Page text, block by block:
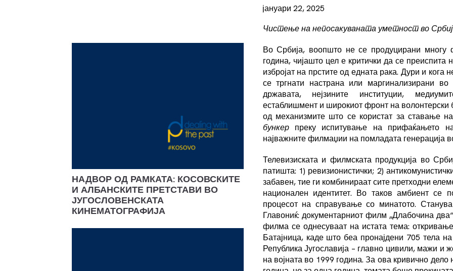
јануари 22, 2025
Чистење на непосакуваната уметност во
Во Србија, воопшто не се продуцирани
година, чијашто цел е критички да се
избројат на прстите од едната рака. Дури и кога
се тргнати настрана или маргинализирани
државата, нејзините институции,
естаблишмент и широкиот фронт на
од механизмите што се користат за ставање
бункерпреку испитување на прифаќањето
најважните филмаџии на помладата генерација
Телевизиската и филмската продукција во
патишта: 1) ревизионистички; 2)
забавен, тие ги комбинираат сите претходни
национален идентитет. Во таков амбиент се
процесот на справување со минатото.
Главониќ: документарниот филм „Длабочина
филма се однесуваат на истата тема:
Батајница, каде што беа пронајдени 705 тела
Република Југославија – главно цивили, мажи и
на војната во 1999 година. За ова кривично
НАДВОР ОД РАМКАТА: КОСОВСКИТЕ
И АЛБАНСКИТЕ ПРЕТСТАВИ ВО
ЈУГОСЛОВЕНСКАТА
КИНЕМАТОГРАФИЈА